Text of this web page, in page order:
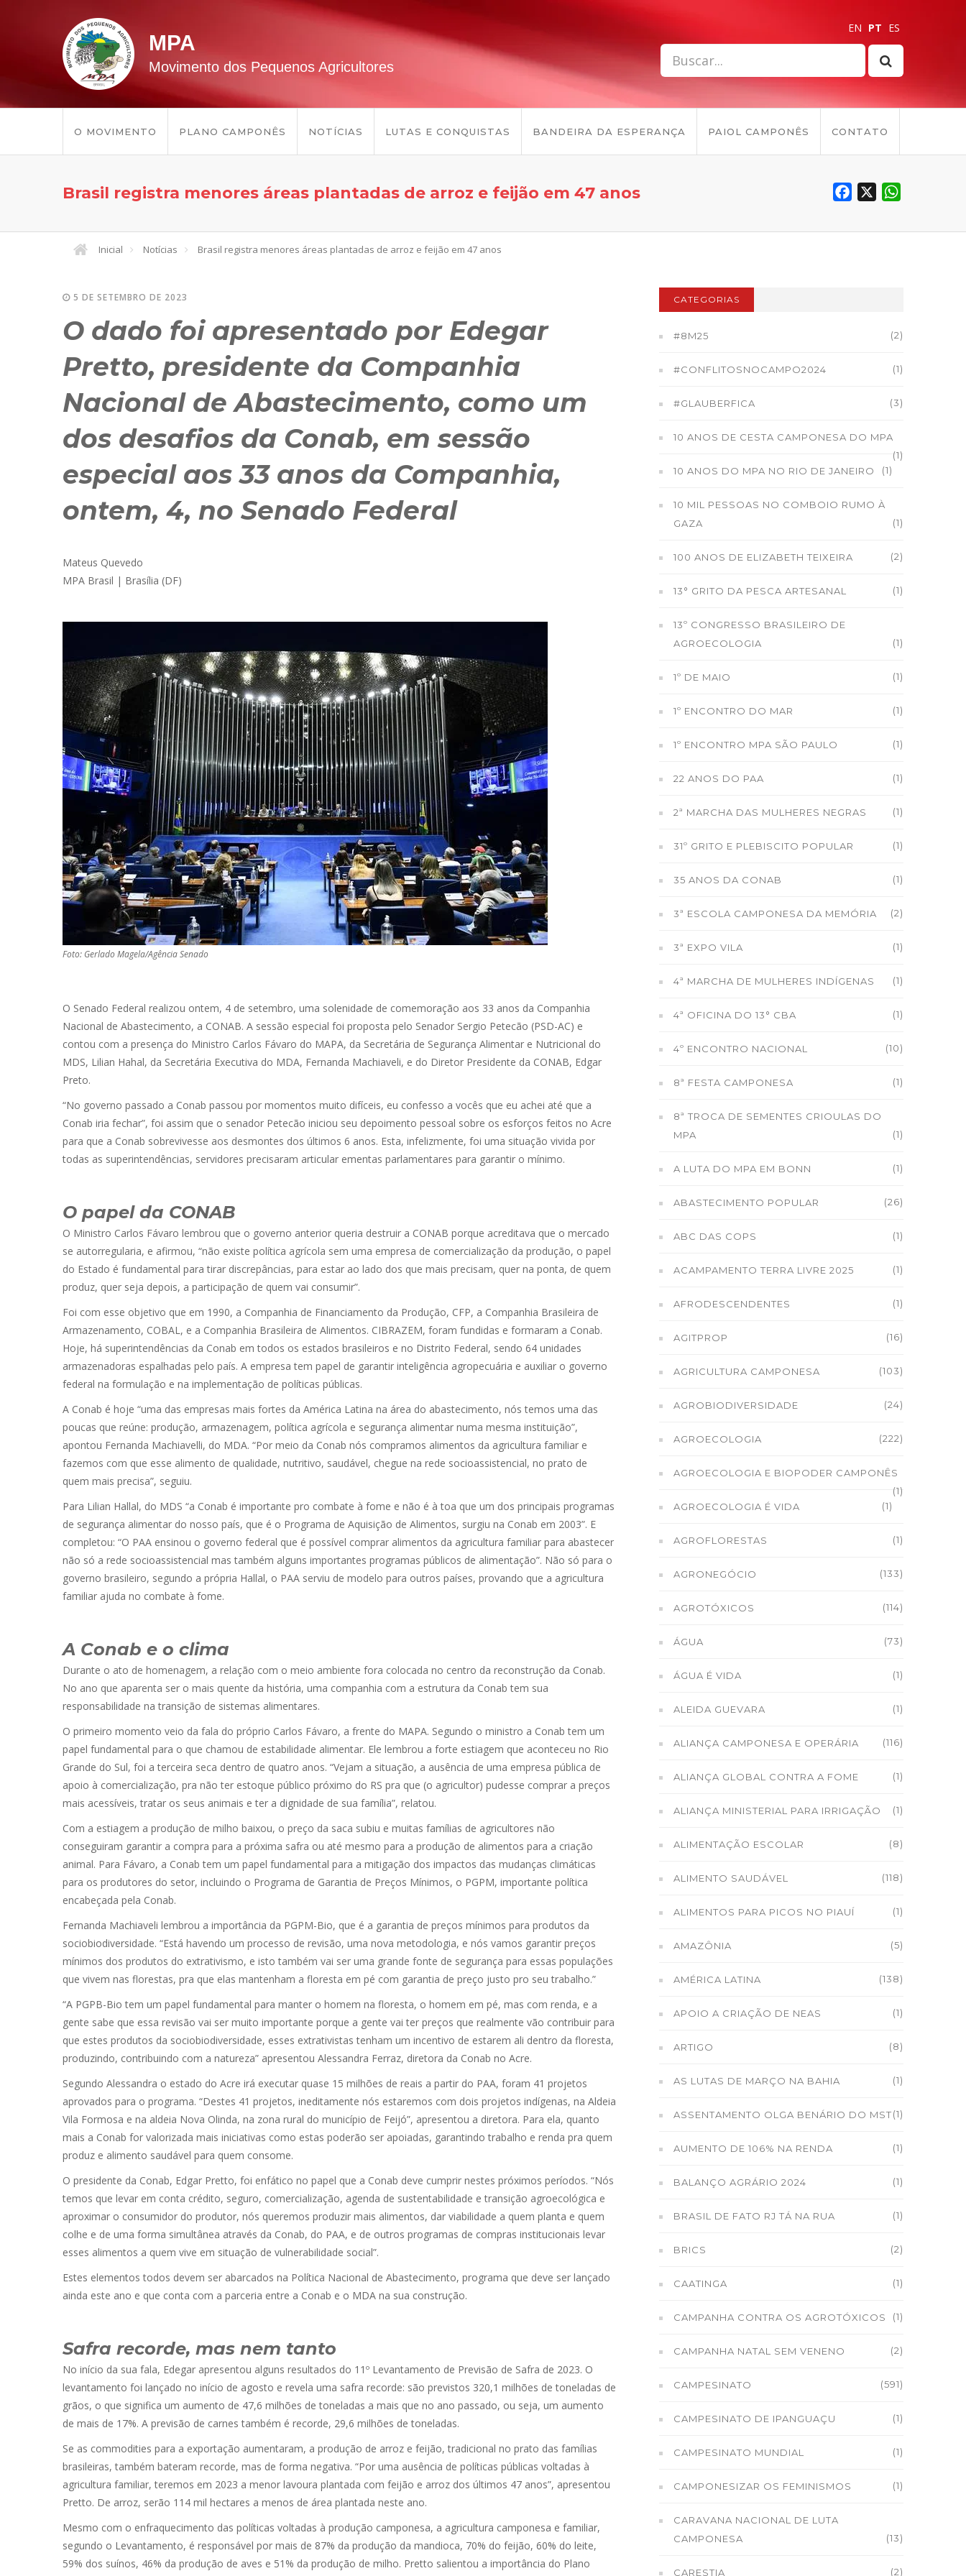
MPA
Movimento dos Pequenos Agricultores
EN PT ES
O MOVIMENTO PLANO CAMPONÊS NOTÍCIAS LUTAS E CONQUISTAS BANDEIRA DA ESPERANÇA PAIOL CAMPONÊS CONTATO
Brasil registra menores áreas plantadas de arroz e feijão em 47 anos Facebook
Inicial Notícias Brasil registra menores áreas plantadas de arroz e feijão em 47 anos
5 DE SETEMBRO DE 2023
O dado foi apresentado por Edegar
Pretto, presidente da Companhia
Nacional de Abastecimento, como um
dos desafios da Conab, em sessão
especial aos 33 anos da Companhia,
ontem, 4, no Senado Federal
Mateus Quevedo
MPA Brasil | Brasília (DF)
Foto: Gerlado Magela/Agência Senado
O Senado Federal realizou ontem, 4 de setembro, uma solenidade de comemoração aos 33 anos da Companhia
Nacional de Abastecimento, a CONAB. A sessão especial foi proposta pelo Senador Sergio Petecão (PSD-AC) e
contou com a presença do Ministro Carlos Fávaro do MAPA, da Secretária de Segurança Alimentar e Nutricional do
MDS, Lilian Hahal, da Secretária Executiva do MDA, Fernanda Machiaveli, e do Diretor Presidente da CONAB, Edgar
Preto.
“No governo passado a Conab passou por momentos muito difíceis, eu confesso a vocês que eu achei até que a
Conab iria fechar”, foi assim que o senador Petecão iniciou seu depoimento pessoal sobre os esforços feitos no Acre
para que a Conab sobrevivesse aos desmontes dos últimos 6 anos. Esta, infelizmente, foi uma situação vivida por
todas as superintendências, servidores precisaram articular ementas parlamentares para garantir o mínimo.
O papel da CONAB
O Ministro Carlos Fávaro lembrou que o governo anterior queria destruir a CONAB porque acreditava que o mercado
se autorregularia, e afirmou, “não existe política agrícola sem uma empresa de comercialização da produção, o papel
do Estado é fundamental para tirar discrepâncias, para estar ao lado dos que mais precisam, quer na ponta, de quem
produz, quer seja depois, a participação de quem vai consumir”.
Foi com esse objetivo que em 1990, a Companhia de Financiamento da Produção, CFP, a Companhia Brasileira de
Armazenamento, COBAL, e a Companhia Brasileira de Alimentos. CIBRAZEM, foram fundidas e formaram a Conab.
Hoje, há superintendências da Conab em todos os estados brasileiros e no Distrito Federal, sendo 64 unidades
armazenadoras espalhadas pelo país. A empresa tem papel de garantir inteligência agropecuária e auxiliar o governo
federal na formulação e na implementação de políticas públicas.
A Conab é hoje “uma das empresas mais fortes da América Latina na área do abastecimento, nós temos uma das
poucas que reúne: produção, armazenagem, política agrícola e segurança alimentar numa mesma instituição”,
apontou Fernanda Machiavelli, do MDA. “Por meio da Conab nós compramos alimentos da agricultura familiar e
fazemos com que esse alimento de qualidade, nutritivo, saudável, chegue na rede socioassistencial, no prato de
quem mais precisa”, seguiu.
Para Lilian Hallal, do MDS “a Conab é importante pro combate à fome e não é à toa que um dos principais programas
de segurança alimentar do nosso país, que é o Programa de Aquisição de Alimentos, surgiu na Conab em 2003”. E
completou: “O PAA ensinou o governo federal que é possível comprar alimentos da agricultura familiar para abastecer
não só a rede socioassistencial mas também alguns importantes programas públicos de alimentação”. Não só para o
governo brasileiro, segundo a própria Hallal, o PAA serviu de modelo para outros países, provando que a agricultura
familiar ajuda no combate à fome.
A Conab e o clima
Durante o ato de homenagem, a relação com o meio ambiente fora colocada no centro da reconstrução da Conab.
No ano que aparenta ser o mais quente da história, uma companhia com a estrutura da Conab tem sua
responsabilidade na transição de sistemas alimentares.
O primeiro momento veio da fala do próprio Carlos Fávaro, a frente do MAPA. Segundo o ministro a Conab tem um
papel fundamental para o que chamou de estabilidade alimentar. Ele lembrou a forte estiagem que aconteceu no Rio
Grande do Sul, foi a terceira seca dentro de quatro anos. “Vejam a situação, a ausência de uma empresa pública de
apoio à comercialização, pra não ter estoque público próximo do RS pra que (o agricultor) pudesse comprar a preços
mais acessíveis, tratar os seus animais e ter a dignidade de sua família”, relatou.
Com a estiagem a produção de milho baixou, o preço da saca subiu e muitas famílias de agricultores não
conseguiram garantir a compra para a próxima safra ou até mesmo para a produção de alimentos para a criação
animal. Para Fávaro, a Conab tem um papel fundamental para a mitigação dos impactos das mudanças climáticas
para os produtores do setor, incluindo o Programa de Garantia de Preços Mínimos, o PGPM, importante política
encabeçada pela Conab.
Fernanda Machiaveli lembrou a importância da PGPM-Bio, que é a garantia de preços mínimos para produtos da
sociobiodiversidade. “Está havendo um processo de revisão, uma nova metodologia, e nós vamos garantir preços
mínimos dos produtos do extrativismo, e isto também vai ser uma grande fonte de segurança para essas populações
que vivem nas florestas, pra que elas mantenham a floresta em pé com garantia de preço justo pro seu trabalho.”
“A PGPB-Bio tem um papel fundamental para manter o homem na floresta, o homem em pé, mas com renda, e a
gente sabe que essa revisão vai ser muito importante porque a gente vai ter preços que realmente vão contribuir para
que estes produtos da sociobiodiversidade, esses extrativistas tenham um incentivo de estarem ali dentro da floresta,
produzindo, contribuindo com a natureza” apresentou Alessandra Ferraz, diretora da Conab no Acre.
Segundo Alessandra o estado do Acre irá executar quase 15 milhões de reais a partir do PAA, foram 41 projetos
aprovados para o programa. “Destes 41 projetos, ineditamente nós estaremos com dois projetos indígenas, na Aldeia
Vila Formosa e na aldeia Nova Olinda, na zona rural do município de Feijó”, apresentou a diretora. Para ela, quanto
mais a Conab for valorizada mais iniciativas como estas poderão ser apoiadas, garantindo trabalho e renda pra quem
produz e alimento saudável para quem consome.
O presidente da Conab, Edgar Pretto, foi enfático no papel que a Conab deve cumprir nestes próximos períodos. “Nós
temos que levar em conta crédito, seguro, comercialização, agenda de sustentabilidade e transição agroecológica e
aproximar o consumidor do produtor, nós queremos produzir mais alimentos, dar viabilidade a quem planta e quem
colhe e de uma forma simultânea através da Conab, do PAA, e de outros programas de compras institucionais levar
esses alimentos a quem vive em situação de vulnerabilidade social”.
Estes elementos todos devem ser abarcados na Política Nacional de Abastecimento, programa que deve ser lançado
ainda este ano e que conta com a parceria entre a Conab e o MDA na sua construção.
Safra recorde, mas nem tanto
No início da sua fala, Edegar apresentou alguns resultados do 11º Levantamento de Previsão de Safra de 2023. O
levantamento foi lançado no início de agosto e revela uma safra recorde: são previstos 320,1 milhões de toneladas de
grãos, o que significa um aumento de 47,6 milhões de toneladas a mais que no ano passado, ou seja, um aumento
de mais de 17%. A previsão de carnes também é recorde, 29,6 milhões de toneladas.
Se as commodities para a exportação aumentaram, a produção de arroz e feijão, tradicional no prato das famílias
brasileiras, também bateram recorde, mas de forma negativa. “Por uma ausência de políticas públicas voltadas à
agricultura familiar, teremos em 2023 a menor lavoura plantada com feijão e arroz dos últimos 47 anos”, apresentou
Pretto. De arroz, serão 114 mil hectares a menos de área plantada neste ano.
Mesmo com o enfraquecimento das políticas voltadas à produção camponesa, a agricultura camponesa e familiar,
segundo o Levantamento, é responsável por mais de 87% da produção da mandioca, 70% do feijão, 60% do leite,
59% dos suínos, 46% da produção de aves e 51% da produção de milho. Pretto salientou a importância do Plano
CATEGORIAS
#8M25 (2)
#CONFLITOSNOCAMPO2024 (1)
#GLAUBERFICA (3)
10 ANOS DE CESTA CAMPONESA DO MPA
(1)
10 ANOS DO MPA NO RIO DE JANEIRO
(1)
10 MIL PESSOAS NO COMBOIO RUMO À
GAZA
(1)
100 ANOS DE ELIZABETH TEIXEIRA (2)
13° GRITO DA PESCA ARTESANAL (1)
13º CONGRESSO BRASILEIRO DE
AGROECOLOGIA
(1)
1º DE MAIO (1)
1º ENCONTRO DO MAR (1)
1º ENCONTRO MPA SÃO PAULO (1)
22 ANOS DO PAA (1)
2ª MARCHA DAS MULHERES NEGRAS (1)
31º GRITO E PLEBISCITO POPULAR (1)
35 ANOS DA CONAB (1)
3ª ESCOLA CAMPONESA DA MEMÓRIA (2)
3ª EXPO VILA (1)
4ª MARCHA DE MULHERES INDÍGENAS (1)
4ª OFICINA DO 13° CBA (1)
4º ENCONTRO NACIONAL (10)
8ª FESTA CAMPONESA (1)
8ª TROCA DE SEMENTES CRIOULAS DO
MPA
(1)
A LUTA DO MPA EM BONN (1)
ABASTECIMENTO POPULAR (26)
ABC DAS COPS (1)
ACAMPAMENTO TERRA LIVRE 2025 (1)
AFRODESCENDENTES (1)
AGITPROP (16)
AGRICULTURA CAMPONESA (103)
AGROBIODIVERSIDADE (24)
AGROECOLOGIA (222)
AGROECOLOGIA E BIOPODER CAMPONÊS
(1)
AGROECOLOGIA É VIDA
(1)
AGROFLORESTAS (1)
AGRONEGÓCIO (133)
AGROTÓXICOS (114)
ÁGUA (73)
ÁGUA É VIDA (1)
ALEIDA GUEVARA (1)
ALIANÇA CAMPONESA E OPERÁRIA (116)
ALIANÇA GLOBAL CONTRA A FOME (1)
ALIANÇA MINISTERIAL PARA IRRIGAÇÃO (1)
ALIMENTAÇÃO ESCOLAR (8)
ALIMENTO SAUDÁVEL (118)
ALIMENTOS PARA PICOS NO PIAUÍ (1)
AMAZÔNIA (5)
AMÉRICA LATINA (138)
APOIO A CRIAÇÃO DE NEAS (1)
ARTIGO (8)
AS LUTAS DE MARÇO NA BAHIA (1)
ASSENTAMENTO OLGA BENÁRIO DO MST(1)
AUMENTO DE 106% NA RENDA (1)
BALANÇO AGRÁRIO 2024 (1)
BRASIL DE FATO RJ TÁ NA RUA (1)
BRICS (2)
CAATINGA (1)
CAMPANHA CONTRA OS AGROTÓXICOS (1)
CAMPANHA NATAL SEM VENENO (2)
CAMPESINATO (591)
CAMPESINATO DE IPANGUAÇU (1)
CAMPESINATO MUNDIAL (1)
CAMPONESIZAR OS FEMINISMOS (1)
CARAVANA NACIONAL DE LUTA
CAMPONESA
(13)
CARESTIA (2)